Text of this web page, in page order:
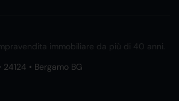
immobiliare da più di 40 anni.
24124 • Bergamo BG